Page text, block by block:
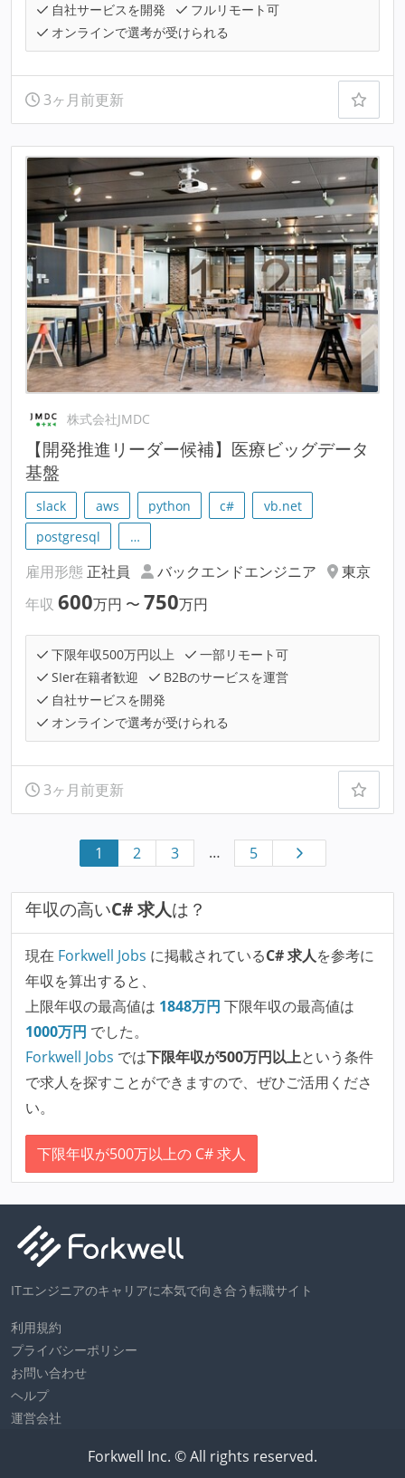
自社サービスを開発
フルリモート可
オンラインで選考が受けられる
3ヶ月前更新
株式会社JMDC
【開発推進リーダー候補】医療ビッグデータ
基盤
slack aws python c#
vb.net
postgresql
…
雇用形態 正社員 バックエンドエンジニア
東京
年収 600万円 〜 750万円
下限年収500万円以上
一部リモート可
SIer在籍者歓迎
B2Bのサービスを運営
自社サービスを開発
オンラインで選考が受けられる
3ヶ月前更新
1 2 3 … 5
年収の高いC# 求人は？
現在 Forkwell Jobs に掲載されているC# 求人を参考に
年収を算出すると、
上限年収の最高値は 1848万円 下限年収の最高値は
1000万円 でした。
Forkwell Jobs では下限年収が500万円以上という条件
で求人を探すことができますので、ぜひご活用くださ
い。
下限年収が500万以上の C# 求人
ITエンジニアのキャリアに本気で向き合う転職サイト
利用規約
プライバシーポリシー
お問い合わせ
ヘルプ
運営会社
Forkwell Inc. © All rights reserved.